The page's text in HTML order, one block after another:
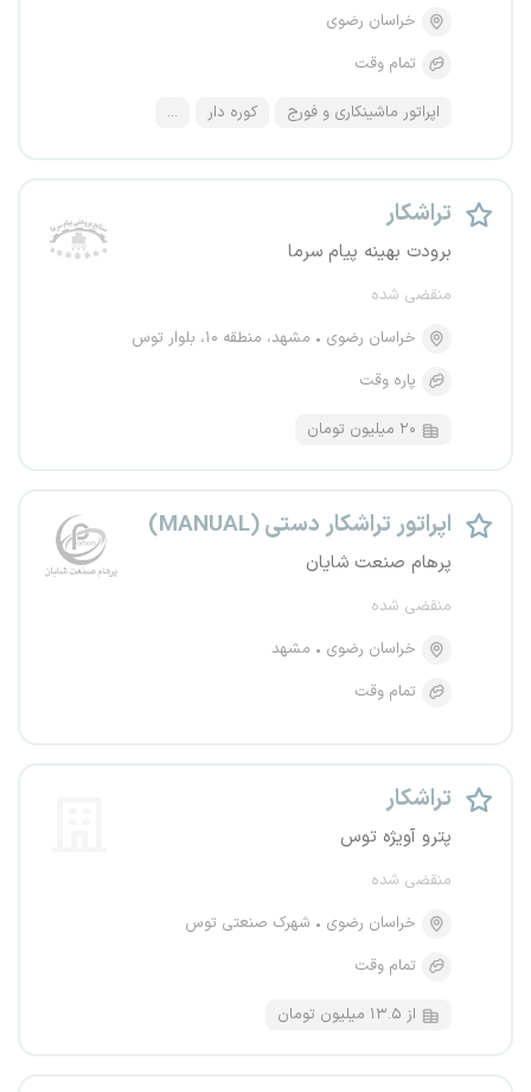
خراسان رضوی
تمام وقت
اپراتور ماشینکاری و فورج کوره دار ...
تراشکار
برودت بهینه پیام سرما
منقضی شده
خراسان رضوی
مشهد، منطقه ۱۰، بلوار توس
پاره وقت
۲۰ میلیون تومان
اپراتور تراشکار دستی (MANUAL)
پرهام صنعت شایان
منقضی شده
خراسان رضوی
مشهد
تمام وقت
تراشکار
پترو آویژه توس
منقضی شده
خراسان رضوی
شهرک صنعتی توس
تمام وقت
از ۱۳.۵ میلیون تومان